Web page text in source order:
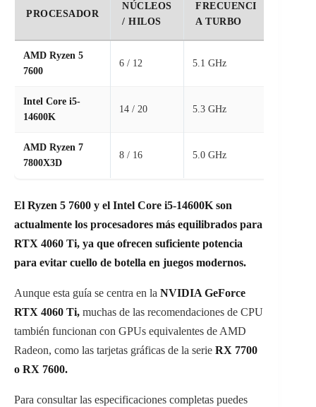
PROCESADOR
NÚCLEOS
/ HILOS
FRECUENCI
A TURBO
AMD Ryzen 5
7600
6 / 12 5.1 GHz
Intel Core i5-
14600K
14 / 20 5.3 GHz
AMD Ryzen 7
7800X3D
8 / 16 5.0 GHz
El Ryzen 5 7600 y el Intel Core i5-14600K son
actualmente los procesadores más equilibrados para
RTX 4060 Ti, ya que ofrecen suficiente potencia
para evitar cuello de botella en juegos modernos.
Aunque esta guía se centra en la NVIDIA GeForce
RTX 4060 Ti, muchas de las recomendaciones de CPU
también funcionan con GPUs equivalentes de AMD
Radeon, como las tarjetas gráficas de la serie RX 7700
o RX 7600.
Para consultar las especificaciones completas puedes